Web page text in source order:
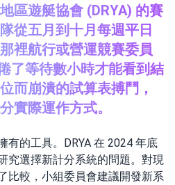
區遊艇協會 (DRYA) 的賽
從五月到十月每週平日
裡航行或營運競賽委員
了等待數小時才能看到結
而崩潰的試算表搏鬥，
實際運作方式。
有的工具。DRYA 在 2024 年底
究選擇新計分系統的問題。對現
比較，小組委員會建議開發新系